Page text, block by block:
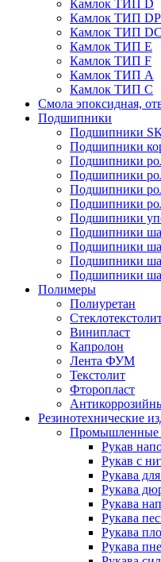
Камлок ТИП D
Камлок ТИП DP
Камлок ТИП DС
Камлок ТИП E
Камлок ТИП F
Камлок ТИП А
Камлок ТИП С
Смола эпоксидная,
Подшипники
Подшипники
Подшипники
Подшипники
Подшипники
Подшипники
Подшипники
Подшипники
Подшипники
Подшипники
Подшипники
Подшипники
Полимеры
Полиуретан
Винипласт
Капролон
Лента ФУМ
Текстолит
Фторопласт
Резинотехнические
Промышленные
Рукав
Рукав с
Рукава
Рукава
Рукава
Рукава
Рукава
Рукава